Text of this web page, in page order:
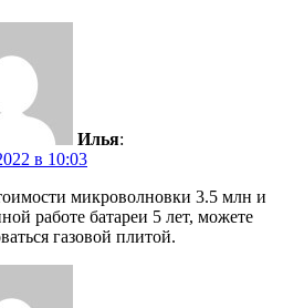
Илья:
в 10:03
микроволновки 3.5 млн и
работе батареи 5 лет, можете
газовой плитой.